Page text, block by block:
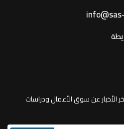
الأخبار عن سوق الأعمال ودراسات